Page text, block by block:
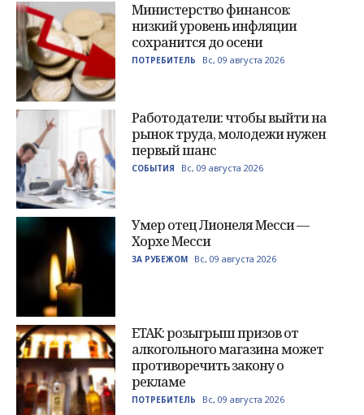
Министерство финансов:
низкий уровень инфляции
сохранится до осени
ПОТРЕБИТЕЛЬ Вс, 09 августа 2026
Работодатели: чтобы выйти на
рынок труда, молодежи нужен
первый шанс
СОБЫТИЯ Вс, 09 августа 2026
Умер отец Лионеля Месси —
Хорхе Месси
ЗА РУБЕЖОМ Вс, 09 августа 2026
ETAK: розыгрыш призов от
алкогольного магазина может
противоречить закону о
рекламе
ПОТРЕБИТЕЛЬ Вс, 09 августа 2026